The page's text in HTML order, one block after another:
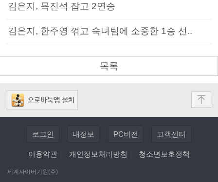
김은지, 목진석 잡고 2연승
김은지, 한주영 꺾고 숙녀팀에 소중한 1승 선..
목록
로그인 내정보 PC버전 고객센터
이용약관 개인정보처리방침 청소년보호정책
세계사이버기원(주)